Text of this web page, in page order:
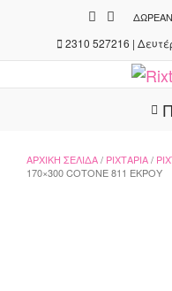
content
2310 527216 |
ΑΡΧΙΚΉ ΣΕΛΊΔΑ/ ΡΙΧΤΆΡΙΑ/
170×300 COTONE 811 ΕΚΡΟΎ